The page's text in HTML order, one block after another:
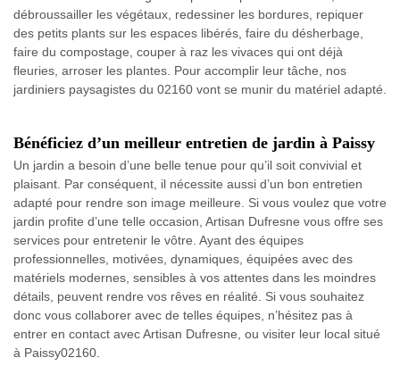
débroussailler les végétaux, redessiner les bordures, repiquer
des petits plants sur les espaces libérés, faire du désherbage,
faire du compostage, couper à raz les vivaces qui ont déjà
fleuries, arroser les plantes. Pour accomplir leur tâche, nos
jardiniers paysagistes du 02160 vont se munir du matériel adapté.
Bénéficiez d’un meilleur entretien de jardin à Paissy
Un jardin a besoin d’une belle tenue pour qu’il soit convivial et
plaisant. Par conséquent, il nécessite aussi d’un bon entretien
adapté pour rendre son image meilleure. Si vous voulez que votre
jardin profite d’une telle occasion, Artisan Dufresne vous offre ses
services pour entretenir le vôtre. Ayant des équipes
professionnelles, motivées, dynamiques, équipées avec des
matériels modernes, sensibles à vos attentes dans les moindres
détails, peuvent rendre vos rêves en réalité. Si vous souhaitez
donc vous collaborer avec de telles équipes, n’hésitez pas à
entrer en contact avec Artisan Dufresne, ou visiter leur local situé
à Paissy02160.